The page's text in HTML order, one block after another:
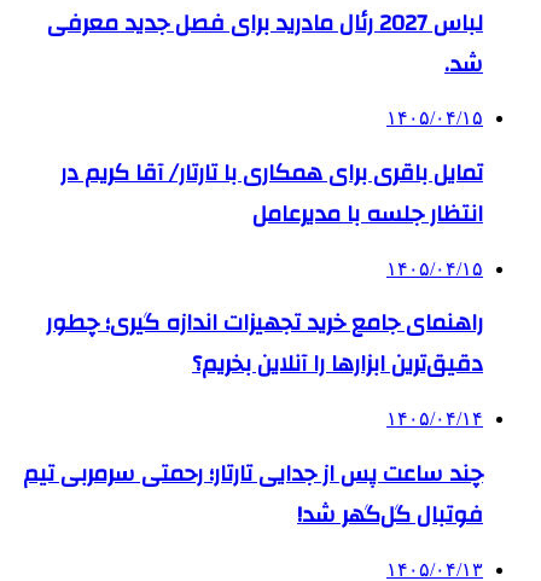
لباس 2027 رئال مادرید برای فصل جدید معرفی
شد.
۱۴۰۵/۰۴/۱۵
تمایل باقری برای همکاری با تارتار/ آقا کریم در
انتظار جلسه با مدیرعامل
۱۴۰۵/۰۴/۱۵
راهنمای جامع خرید تجهیزات اندازه گیری؛ چطور
دقیق‌ترین ابزارها را آنلاین بخریم؟
۱۴۰۵/۰۴/۱۴
چند ساعت پس از جدایی تارتار؛ رحمتی سرمربی تیم
فوتبال گل‌گهر شد!
۱۴۰۵/۰۴/۱۳